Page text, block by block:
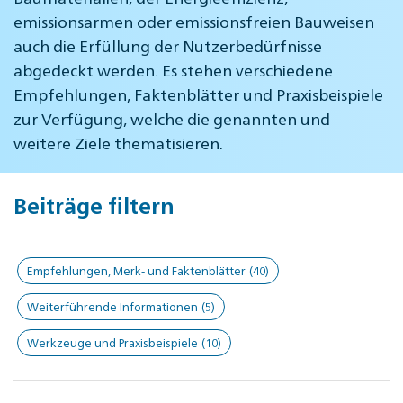
emissionsarmen oder emissionsfreien Bauweisen
auch die Erfüllung der Nutzerbedürfnisse
abgedeckt werden. Es stehen verschiedene
Empfehlungen, Faktenblätter und Praxisbeispiele
zur Verfügung, welche die genannten und
weitere Ziele thematisieren.
Beiträge filtern
Empfehlungen, Merk- und Faktenblätter (40)
Weiterführende Informationen (5)
Werkzeuge und Praxisbeispiele (10)